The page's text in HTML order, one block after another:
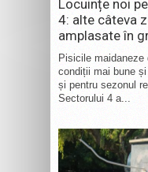
Locuințe noi
4: alte câteva
amplasate în
Pisicile maidaneze
condiții mai bune
și pentru sezonul
Sectorului 4 a...